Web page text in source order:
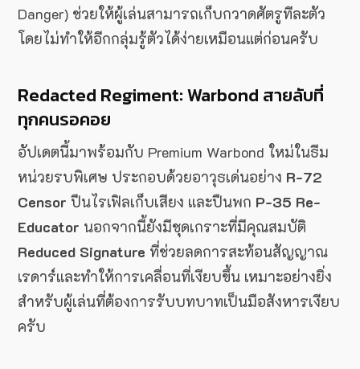
Danger) ช่วยให้ผู้เล่นสามารถเก็บกวาดศัตรูทีละตัว
โดยไม่ทำให้อีกกลุ่มรู้ตัวได้ง่ายเหมือนแต่ก่อนครับ
Redacted Regiment: Warbond สายลับที่
ทุกคนรอคอย
อัปเดตนี้มาพร้อมกับ Premium Warbond ใหม่ในธีม
หน่วยรบพิเศษ ประกอบด้วยอาวุธเด่นอย่าง R-72
Censor ปืนไรเฟิลเก็บเสียง และปืนพก P-35 Re-
Educator นอกจากนี้ยังมีชุดเกราะที่มีคุณสมบัติ
Reduced Signature ที่ช่วยลดการสะท้อนสัญญาณ
เรดาร์และทำให้การเคลื่อนที่เงียบขึ้น เหมาะอย่างยิ่ง
สำหรับผู้เล่นที่ต้องการรับบทบาทเป็นมือสังหารเงียบ
ครับ